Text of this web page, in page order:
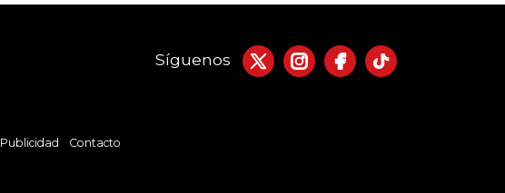
Síguenos
Publicidad Contacto